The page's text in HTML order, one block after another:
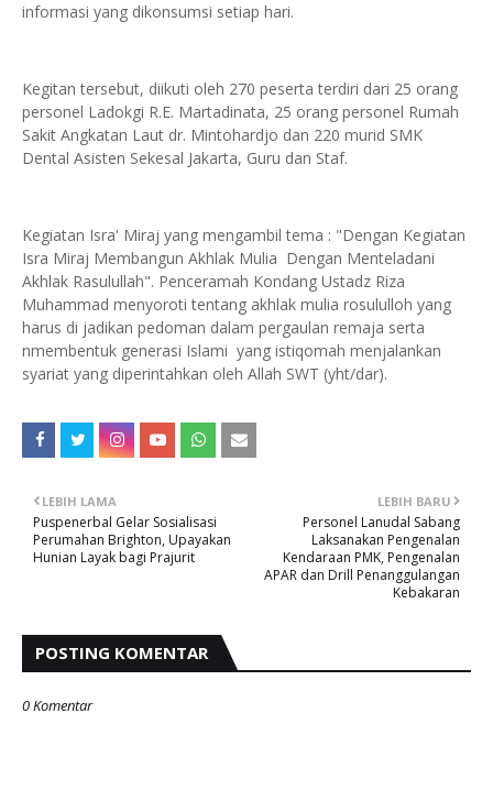
informasi yang dikonsumsi setiap hari.
Kegitan tersebut, diikuti oleh 270 peserta terdiri dari 25 orang
personel Ladokgi R.E. Martadinata, 25 orang personel Rumah
Sakit Angkatan Laut dr. Mintohardjo dan 220 murid SMK
Dental Asisten Sekesal Jakarta, Guru dan Staf.
Kegiatan Isra' Miraj yang mengambil tema : "Dengan Kegiatan
Isra Miraj Membangun Akhlak Mulia Dengan Menteladani
Akhlak Rasulullah". Penceramah Kondang Ustadz Riza
Muhammad menyoroti tentang akhlak mulia rosululloh yang
harus di jadikan pedoman dalam pergaulan remaja serta
nmembentuk generasi Islami yang istiqomah menjalankan
syariat yang diperintahkan oleh Allah SWT (yht/dar).
LEBIH BARU
Personel Lanudal Sabang
Laksanakan Pengenalan
Kendaraan PMK, Pengenalan
APAR dan Drill Penanggulangan
Kebakaran
LEBIH LAMA
Puspenerbal Gelar Sosialisasi
Perumahan Brighton, Upayakan
Hunian Layak bagi Prajurit
POSTING KOMENTAR
0 Komentar